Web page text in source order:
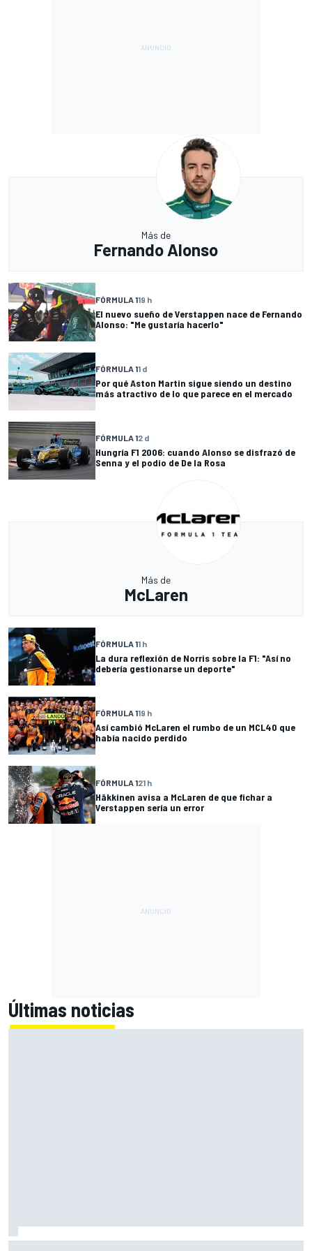
Más de
Fernando Alonso
FÓRMULA 119 h
El nuevo sueño de Verstappen nace de Fernando
Alonso: "Me gustaría hacerlo"
FÓRMULA 11 d
Por qué Aston Martin sigue siendo un destino
más atractivo de lo que parece en el mercado
FÓRMULA 12 d
Hungría F1 2006: cuando Alonso se disfrazó de
Senna y el podio de De la Rosa
Más de
McLaren
FÓRMULA 11 h
La dura reflexión de Norris sobre la F1: "Así no
debería gestionarse un deporte"
FÓRMULA 119 h
Así cambió McLaren el rumbo de un MCL40 que
había nacido perdido
FÓRMULA 121 h
Häkkinen avisa a McLaren de que fichar a
Verstappen sería un error
Últimas noticias